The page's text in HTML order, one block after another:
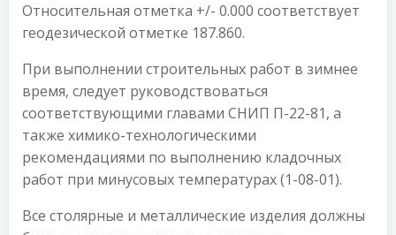
Относительная отметка +/- 0.000 соответствует
геодезической отметке 187.860.
При выполнении строительных работ в зимнее
время, следует руководствоваться
соответствующими главами СНИП П-22-81, а
также химико-технологическими
рекомендациями по выполнению кладочных
работ при минусовых температурах (1-08-01).
Все столярные и металлические изделия должны